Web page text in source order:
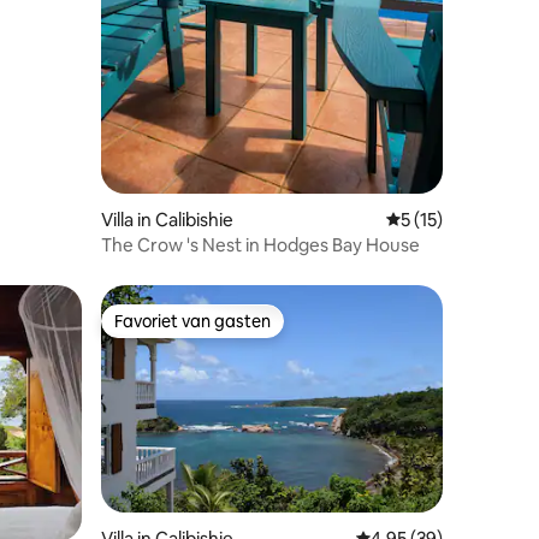
Villa in Calibishie Gemiddelde
5 (15)
The Crow 's Nest in Hodges Bay House
Favoriet van gasten
Favoriet van gasten